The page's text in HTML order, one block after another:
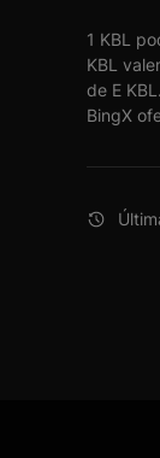
1 KBL
KBL
de E
BingX